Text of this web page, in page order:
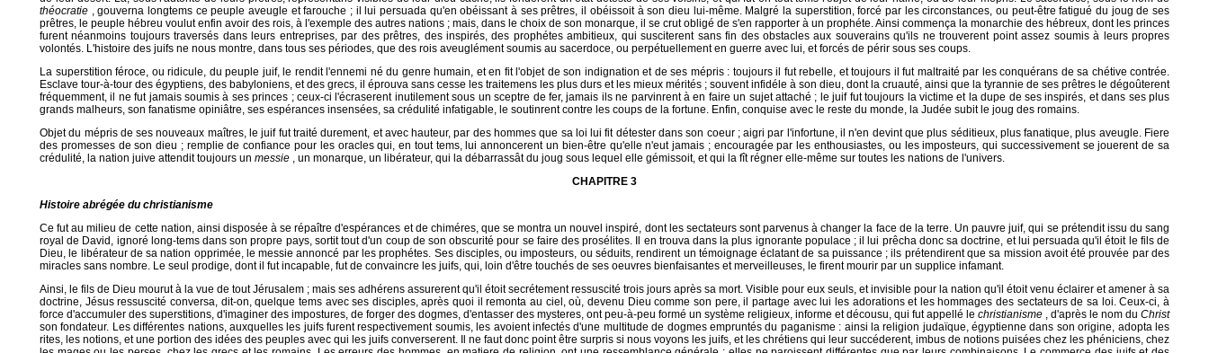
théocratie , gouverna longtems ce peuple aveugle et farouche ; il lui persuada qu'en obéissant à ses prêtres, il obéissoit à son dieu lui-même. Malgré la superstition, forcé par les circonstances, ou peut-être fatigué du joug de ses
prêtres, le peuple hébreu voulut enfin avoir des rois, à l'exemple des autres nations ; mais, dans le choix de son monarque, il se crut obligé de s'en rapporter à un prophéte. Ainsi commença la monarchie des hébreux, dont les princes
furent néanmoins toujours traversés dans leurs entreprises, par des prêtres, des inspirés, des prophétes ambitieux, qui susciterent sans fin des obstacles aux souverains qu'ils ne trouverent point assez soumis à leurs propres
volontés. L'histoire des juifs ne nous montre, dans tous ses périodes, que des rois aveuglément soumis au sacerdoce, ou perpétuellement en guerre avec lui, et forcés de périr sous ses coups.
La superstition féroce, ou ridicule, du peuple juif, le rendit l'ennemi né du genre humain, et en fit l'objet de son indignation et de ses mépris : toujours il fut rebelle, et toujours il fut maltraité par les conquérans de sa chétive contrée.
Esclave tour-à-tour des égyptiens, des babyloniens, et des grecs, il éprouva sans cesse les traitemens les plus durs et les mieux mérités ; souvent infidéle à son dieu, dont la cruauté, ainsi que la tyrannie de ses prêtres le dégoûterent
fréquemment, il ne fut jamais soumis à ses princes ; ceux-ci l'écraserent inutilement sous un sceptre de fer, jamais ils ne parvinrent à en faire un sujet attaché ; le juif fut toujours la victime et la dupe de ses inspirés, et dans ses plus
grands malheurs, son fanatisme opiniâtre, ses espérances insensées, sa crédulité infatigable, le soutinrent contre les coups de la fortune. Enfin, conquise avec le reste du monde, la Judée subit le joug des romains.
Objet du mépris de ses nouveaux maîtres, le juif fut traité durement, et avec hauteur, par des hommes que sa loi lui fit détester dans son coeur ; aigri par l'infortune, il n'en devint que plus séditieux, plus fanatique, plus aveugle. Fiere
des promesses de son dieu ; remplie de confiance pour les oracles qui, en tout tems, lui annoncerent un bien-être qu'elle n'eut jamais ; encouragée par les enthousiastes, ou les imposteurs, qui successivement se jouerent de sa
crédulité, la nation juive attendit toujours un messie , un monarque, un libérateur, qui la débarrassât du joug sous lequel elle gémissoit, et qui la fît régner elle-même sur toutes les nations de l'univers.
CHAPITRE 3
Histoire abrégée du christianisme
Ce fut au milieu de cette nation, ainsi disposée à se répaître d'espérances et de chiméres, que se montra un nouvel inspiré, dont les sectateurs sont parvenus à changer la face de la terre. Un pauvre juif, qui se prétendit issu du sang
royal de David, ignoré long-tems dans son propre pays, sortit tout d'un coup de son obscurité pour se faire des prosélites. Il en trouva dans la plus ignorante populace ; il lui prêcha donc sa doctrine, et lui persuada qu'il étoit le fils de
Dieu, le libérateur de sa nation opprimée, le messie annoncé par les prophétes. Ses disciples, ou imposteurs, ou séduits, rendirent un témoignage éclatant de sa puissance ; ils prétendirent que sa mission avoit été prouvée par des
miracles sans nombre. Le seul prodige, dont il fut incapable, fut de convaincre les juifs, qui, loin d'être touchés de ses oeuvres bienfaisantes et merveilleuses, le firent mourir par un supplice infamant.
Ainsi, le fils de Dieu mourut à la vue de tout Jérusalem ; mais ses adhérens assurerent qu'il étoit secrétement ressuscité trois jours après sa mort. Visible pour eux seuls, et invisible pour la nation qu'il étoit venu éclairer et amener à sa
doctrine, Jésus ressuscité conversa, dit-on, quelque tems avec ses disciples, après quoi il remonta au ciel, où, devenu Dieu comme son pere, il partage avec lui les adorations et les hommages des sectateurs de sa loi. Ceux-ci, à
force d'accumuler des superstitions, d'imaginer des impostures, de forger des dogmes, d'entasser des mysteres, ont peu-à-peu formé un système religieux, informe et décousu, qui fut appellé le christianisme , d'après le nom du Christ
son fondateur. Les différentes nations, auxquelles les juifs furent respectivement soumis, les avoient infectés d'une multitude de dogmes empruntés du paganisme : ainsi la religion judaïque, égyptienne dans son origine, adopta les
rites, les notions, et une portion des idées des peuples avec qui les juifs converserent. Il ne faut donc point être surpris si nous voyons les juifs, et les chrétiens qui leur succéderent, imbus de notions puisées chez les phéniciens, chez